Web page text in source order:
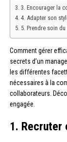
3. Encourager la
4. Adapter son
5. Prendre soin du
Comment gérer
secrets d’un
les différentes
nécessaires à la
collaborateurs.
engagée.
1.